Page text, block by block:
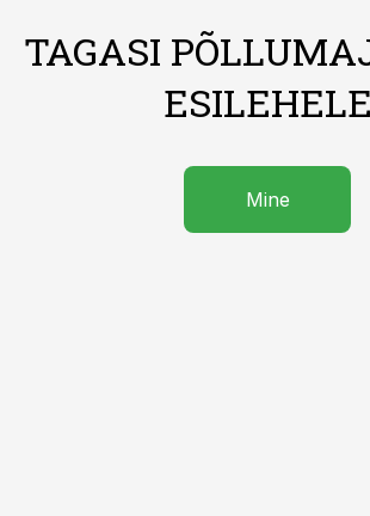
TAGASI
ESILEHELE
Mine